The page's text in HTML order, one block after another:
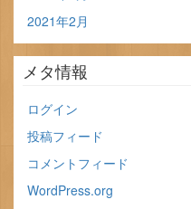
2021年2月
メタ情報
ログイン
投稿フィード
コメントフィード
WordPress.org